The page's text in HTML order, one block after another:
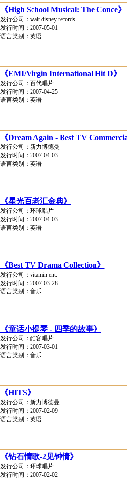
《High School Musical: The Conce》
发行公司：walt disney records
发行时间：2007-05-01
语言类别：英语
《EMI/Virgin International Hit D》
发行公司：百代唱片
发行时间：2007-04-25
语言类别：英语
《Dream Again - Best TV
发行公司：新力博德曼
发行时间：2007-04-03
语言类别：英语
《星光百老汇金典》
发行公司：环球唱片
发行时间：2007-04-03
语言类别：英语
《Best TV Drama Collection》
发行公司：vitamin ent.
发行时间：2007-03-28
语言类别：音乐
《童话小提琴 - 四季的故事》
发行公司：酷客唱片
发行时间：2007-03-01
语言类别：音乐
《HITS》
发行公司：新力博德曼
发行时间：2007-02-09
语言类别：英语
《钻石情歌-2见钟情》
发行公司：环球唱片
发行时间：2007-02-02